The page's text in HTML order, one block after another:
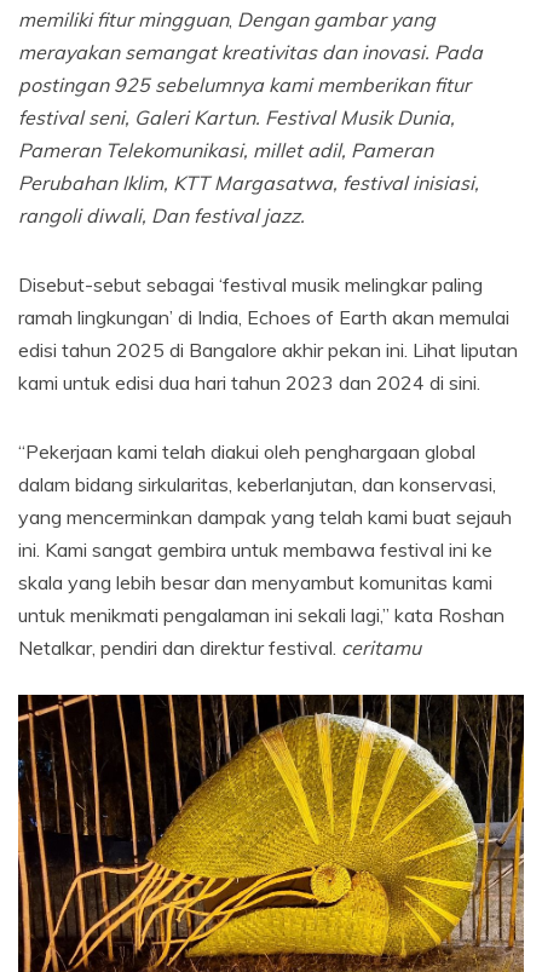
memiliki fitur mingguan, Dengan gambar yang
merayakan semangat kreativitas dan inovasi. Pada
postingan 925 sebelumnya kami memberikan fitur
festival seni, Galeri Kartun. Festival Musik Dunia,
Pameran Telekomunikasi, millet adil, Pameran
Perubahan Iklim, KTT Margasatwa, festival inisiasi,
rangoli diwali, Dan festival jazz.
Disebut-sebut sebagai ‘festival musik melingkar paling
ramah lingkungan’ di India, Echoes of Earth akan memulai
edisi tahun 2025 di Bangalore akhir pekan ini. Lihat liputan
kami untuk edisi dua hari tahun 2023 dan 2024 di sini.
“Pekerjaan kami telah diakui oleh penghargaan global
dalam bidang sirkularitas, keberlanjutan, dan konservasi,
yang mencerminkan dampak yang telah kami buat sejauh
ini. Kami sangat gembira untuk membawa festival ini ke
skala yang lebih besar dan menyambut komunitas kami
untuk menikmati pengalaman ini sekali lagi,” kata Roshan
Netalkar, pendiri dan direktur festival. ceritamu